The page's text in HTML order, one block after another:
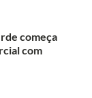
começa
com